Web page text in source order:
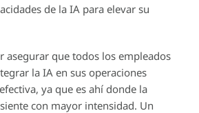
de la IA para elevar su
asegurar que todos los empleados
la IA en sus operaciones
ya que es ahí donde la
con mayor intensidad. Un